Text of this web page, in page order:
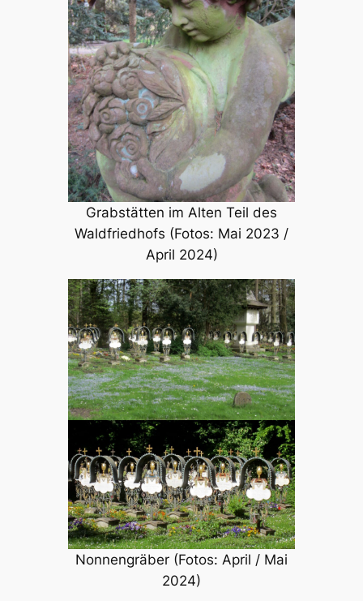
Grabstätten im Alten Teil des
Waldfriedhofs (Fotos: Mai 2023 /
April 2024)
Nonnengräber (Fotos: April / Mai
2024)